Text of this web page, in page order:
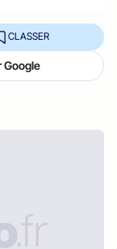
CLASSER
Google